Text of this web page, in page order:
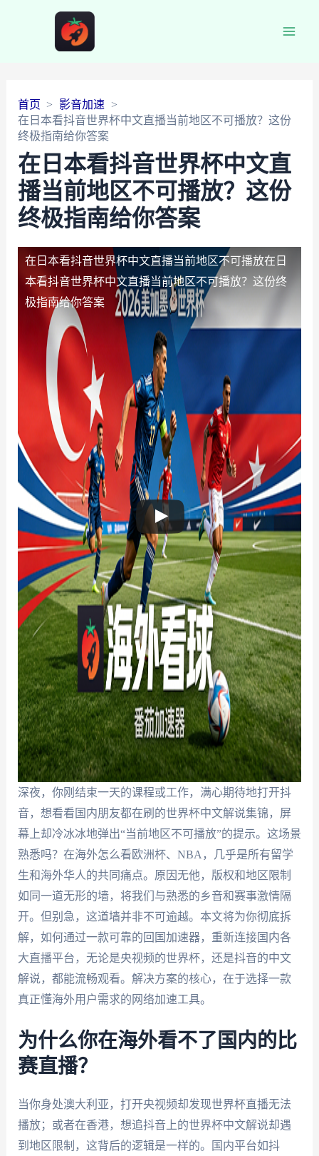
首页
影音加速
在日本看抖音世界杯中文直播当前地区不可播放？这份
终极指南给你答案
在日本看抖音世界杯中文直
播当前地区不可播放？这份
终极指南给你答案
在日本看抖音世界杯中文直播当前地区不可播放在日
本看抖音世界杯中文直播当前地区不可播放？这份终
极指南给你答案
深夜，你刚结束一天的课程或工作，满心期待地打开抖
音，想看看国内朋友都在刷的世界杯中文解说集锦，屏
幕上却冷冰冰地弹出“当前地区不可播放”的提示。这场景
熟悉吗？在海外怎么看欧洲杯、NBA，几乎是所有留学
生和海外华人的共同痛点。原因无他，版权和地区限制
如同一道无形的墙，将我们与熟悉的乡音和赛事激情隔
开。但别急，这道墙并非不可逾越。本文将为你彻底拆
解，如何通过一款可靠的回国加速器，重新连接国内各
大直播平台，无论是央视频的世界杯，还是抖音的中文
解说，都能流畅观看。解决方案的核心，在于选择一款
真正懂海外用户需求的网络加速工具。
为什么你在海外看不了国内的比
赛直播？
当你身处澳大利亚，打开央视频却发现世界杯直播无法
播放；或者在香港，想追抖音上的世界杯中文解说却遇
到地区限制，这背后的逻辑是一样的。国内平台如抖